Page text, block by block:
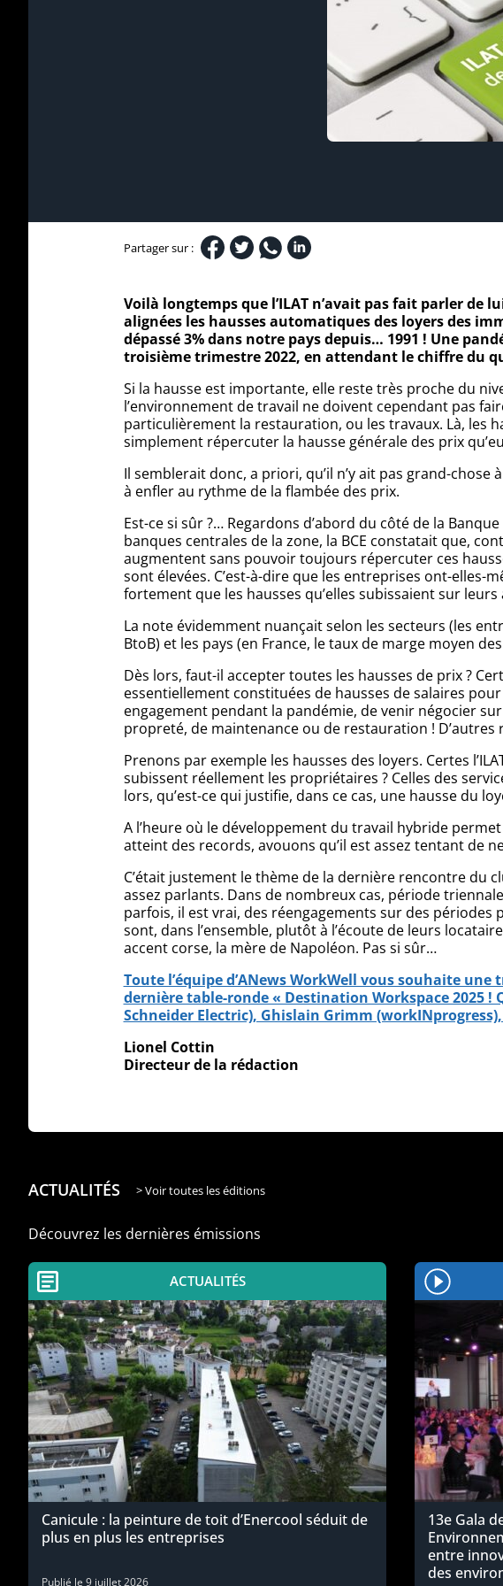
Partager sur :
Voilà longtemps que l’ILAT n’avait pas fait parler de
alignées les hausses automatiques des loyers des
dépassé 3% dans notre pays depuis… 1991 ! Une
troisième trimestre 2022, en attendant le chiffre du
Si la hausse est importante, elle reste très proche du
l’environnement de travail ne doivent cependant pas
particulièrement la restauration, ou les travaux. Là, les
simplement répercuter la hausse générale des prix
Il semblerait donc, a priori, qu’il n’y ait pas grand-
à enfler au rythme de la flambée des prix.
Est-ce si sûr ?… Regardons d’abord du côté de la
banques centrales de la zone, la BCE constatait que,
augmentent sans pouvoir toujours répercuter ces
sont élevées. C’est-à-dire que les entreprises ont-
fortement que les hausses qu’elles subissaient sur leurs
La note évidemment nuançait selon les secteurs (les
BtoB) et les pays (en France, le taux de marge moyen
Dès lors, faut-il accepter toutes les hausses de prix ?
essentiellement constituées de hausses de salaires
engagement pendant la pandémie, de venir négocier
propreté, de maintenance ou de restauration !
Prenons par exemple les hausses des loyers. Certes
subissent réellement les propriétaires ? Celles des
lors, qu’est-ce qui justifie, dans ce cas, une hausse du
A l’heure où le développement du travail hybride
atteint des records, avouons qu’il est assez tentant de
C’était justement le thème de la dernière rencontre du
assez parlants. Dans de nombreux cas, période
parfois, il est vrai, des réengagements sur des périodes
sont, dans l’ensemble, plutôt à l’écoute de leurs
accent corse, la mère de Napoléon. Pas si sûr…
Toute l’équipe d’ANews WorkWell vous souhaite
dernière table-ronde « Destination Workspace 2025 !
Schneider Electric), Ghislain Grimm
Lionel Cottin
Directeur de la rédaction
ACTUALITÉS > Voir toutes les éditions
Découvrez les dernières émissions
ACTUALITÉS
Canicule : la peinture de toit d’Enercool séduit de
plus en plus les entreprises
Publié le 9 juillet 2026
13e Gala
entre
des